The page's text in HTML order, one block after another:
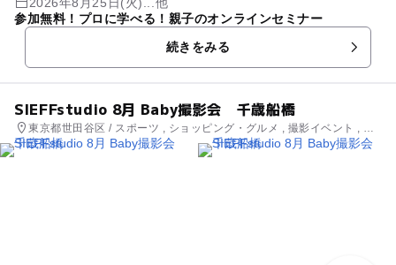
参加無料！プロに学べる！親子のオンラインセミナー
続きをみる
SIEFFstudio 8月 Baby撮影会 千歳船橋
東京都世田谷区 / スポーツ , ショッピング・グルメ , 撮影イベント , 芸
術鑑賞・自然観賞 , 季節のイベント , ものづくり・学び体験 , 街なかイ
ベント , ミニイベント , キャラクターイベント